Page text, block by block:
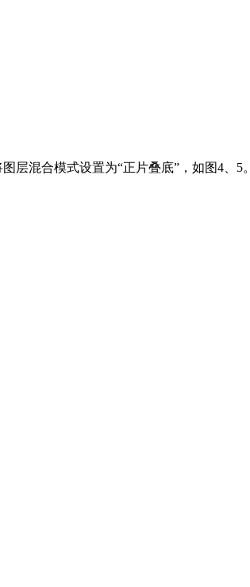
层混合模式设置为“正片叠底”，如图4、5。